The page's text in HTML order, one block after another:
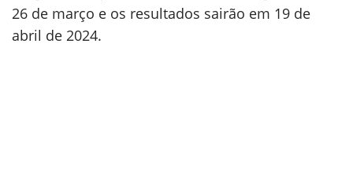
26 de março e os resultados sairão em 19 de
abril de 2024.